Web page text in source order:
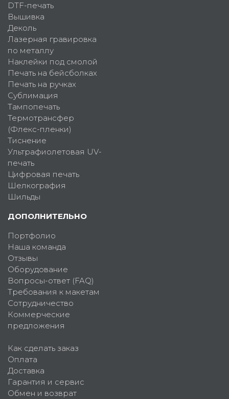
DTF-печать
Вышивка
Деколь
Лазерная гравировка
по металлу
Наклейки под смолой
Печать на бейсболках
Печать на ручках
Сублимация
Тампопечать
Термотрансфер
(Флекс-пленки)
Тиснение
Ультрафиолетовая UV-
печать
Цифровая печать
Шелкография
Шильды
ДОПОЛНИТЕЛЬНО
Портфолио
Наша команда
Отзывы
Оборудование
Вопросы-ответ (FAQ)
Требования к макетам
Сотрудничество
Коммерческие
предложения
Как сделать заказ
Оплата
Доставка
Гарантия и сервис
Обмен и возврат